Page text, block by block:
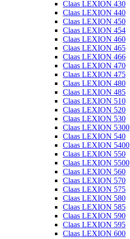
Claas LEXION 430
Claas LEXION 440
Claas LEXION 450
Claas LEXION 454
Claas LEXION 460
Claas LEXION 465
Claas LEXION 466
Claas LEXION 470
Claas LEXION 475
Claas LEXION 480
Claas LEXION 485
Claas LEXION 510
Claas LEXION 520
Claas LEXION 530
Claas LEXION 5300
Claas LEXION 540
Claas LEXION 5400
Claas LEXION 550
Claas LEXION 5500
Claas LEXION 560
Claas LEXION 570
Claas LEXION 575
Claas LEXION 580
Claas LEXION 585
Claas LEXION 590
Claas LEXION 595
Claas LEXION 600